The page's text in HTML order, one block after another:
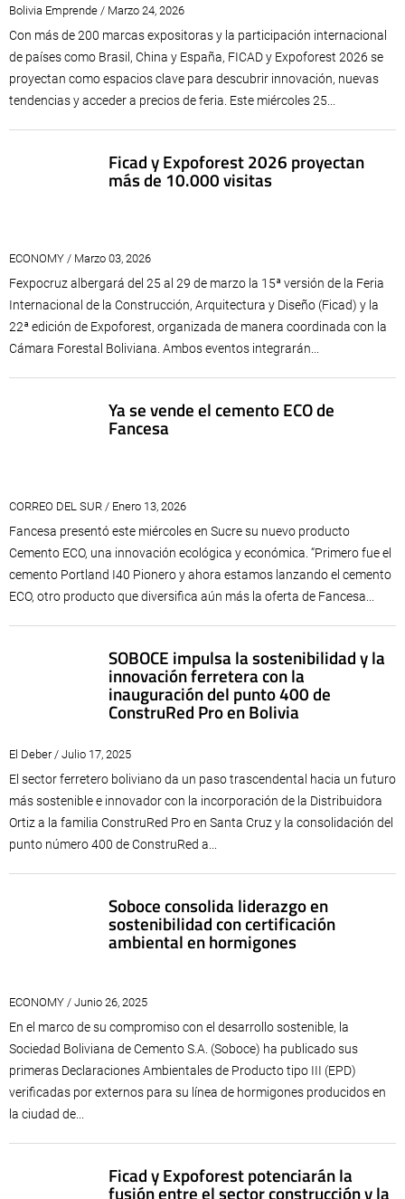
Bolivia Emprende / Marzo 24, 2026
Con más de 200 marcas expositoras y la participación internacional
de países como Brasil, China y España, FICAD y Expoforest 2026 se
proyectan como espacios clave para descubrir innovación, nuevas
tendencias y acceder a precios de feria. Este miércoles 25...
Ficad y Expoforest 2026 proyectan
más de 10.000 visitas
ECONOMY / Marzo 03, 2026
Fexpocruz albergará del 25 al 29 de marzo la 15ª versión de la Feria
Internacional de la Construcción, Arquitectura y Diseño (Ficad) y la
22ª edición de Expoforest, organizada de manera coordinada con la
Cámara Forestal Boliviana. Ambos eventos integrarán...
Ya se vende el cemento ECO de
Fancesa
CORREO DEL SUR / Enero 13, 2026
Fancesa presentó este miércoles en Sucre su nuevo producto
Cemento ECO, una innovación ecológica y económica. “Primero fue el
cemento Portland I40 Pionero y ahora estamos lanzando el cemento
ECO, otro producto que diversifica aún más la oferta de Fancesa...
SOBOCE impulsa la sostenibilidad y la
innovación ferretera con la
inauguración del punto 400 de
ConstruRed Pro en Bolivia
El Deber / Julio 17, 2025
El sector ferretero boliviano da un paso trascendental hacia un futuro
más sostenible e innovador con la incorporación de la Distribuidora
Ortiz a la familia ConstruRed Pro en Santa Cruz y la consolidación del
punto número 400 de ConstruRed a...
Soboce consolida liderazgo en
sostenibilidad con certificación
ambiental en hormigones
ECONOMY / Junio 26, 2025
En el marco de su compromiso con el desarrollo sostenible, la
Sociedad Boliviana de Cemento S.A. (Soboce) ha publicado sus
primeras Declaraciones Ambientales de Producto tipo III (EPD)
verificadas por externos para su línea de hormigones producidos en
la ciudad de...
Ficad y Expoforest potenciarán la
fusión entre el sector construcción y la